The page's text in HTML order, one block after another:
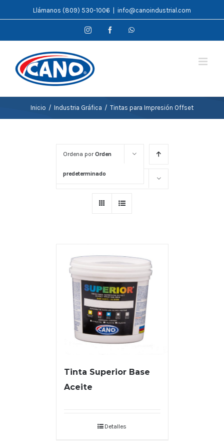
al
Llámanos (809) 530-1006 info@canoindustrial.com
InstagramFacebookWhatsApp
Inicio / Industria Gráfica / Tintas para Impresión Offset
Ordena porOrden
predeterminado
Mostrar
Tinta Superior Base
Aceite
Detalles